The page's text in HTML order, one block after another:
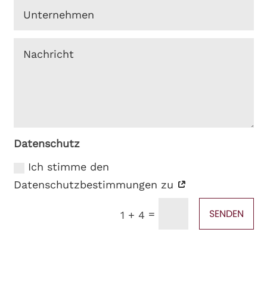
Datenschutz
Ich stimme den
Datenschutzbestimmungen zu
1 + 4= SENDEN